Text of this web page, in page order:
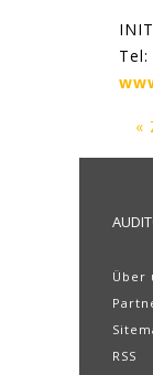
«
Über
RSS